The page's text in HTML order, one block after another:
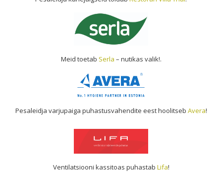
Meid toetab Serla – nutikas valik!.
Pesaleidja varjupaiga puhastusvahendite eest hoolitseb Avera!
Ventilatsiooni kassitoas puhastab Lifa!